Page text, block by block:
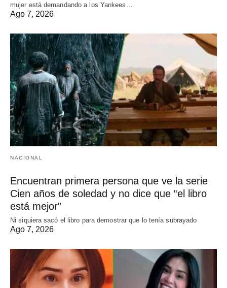
mujer está demandando a los Yankees…
Ago 7, 2026
NACIONAL
Encuentran primera persona que ve la serie
Cien años de soledad y no dice que “el libro
está mejor”
Ni siquiera sacó el libro para demostrar que lo tenía subrayado
Ago 7, 2026